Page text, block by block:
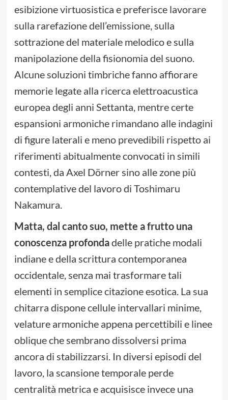
esibizione virtuosistica e preferisce lavorare
sulla rarefazione dell’emissione, sulla
sottrazione del materiale melodico e sulla
manipolazione della fisionomia del suono.
Alcune soluzioni timbriche fanno affiorare
memorie legate alla ricerca elettroacustica
europea degli anni Settanta, mentre certe
espansioni armoniche rimandano alle indagini
di figure laterali e meno prevedibili rispetto ai
riferimenti abitualmente convocati in simili
contesti, da Axel Dörner sino alle zone più
contemplative del lavoro di Toshimaru
Nakamura.
Matta, dal canto suo, mette a frutto una
conoscenza profondadelle pratiche modali
indiane e della scrittura contemporanea
occidentale, senza mai trasformare tali
elementi in semplice citazione esotica. La sua
chitarra dispone cellule intervallari minime,
velature armoniche appena percettibili e linee
oblique che sembrano dissolversi prima
ancora di stabilizzarsi. In diversi episodi del
lavoro, la scansione temporale perde
centralità metrica e acquisisce invece una